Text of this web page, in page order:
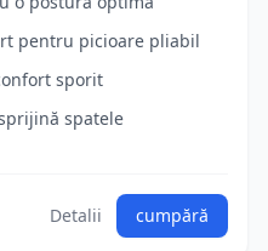
pentru picioare pliabil
sporit
spatele
Detalii cumpără